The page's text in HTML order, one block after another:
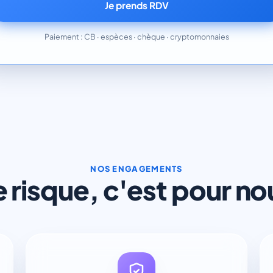
Je prends RDV
Paiement : CB · espèces · chèque · cryptomonnaies
NOS ENGAGEMENTS
risque, c'est pour